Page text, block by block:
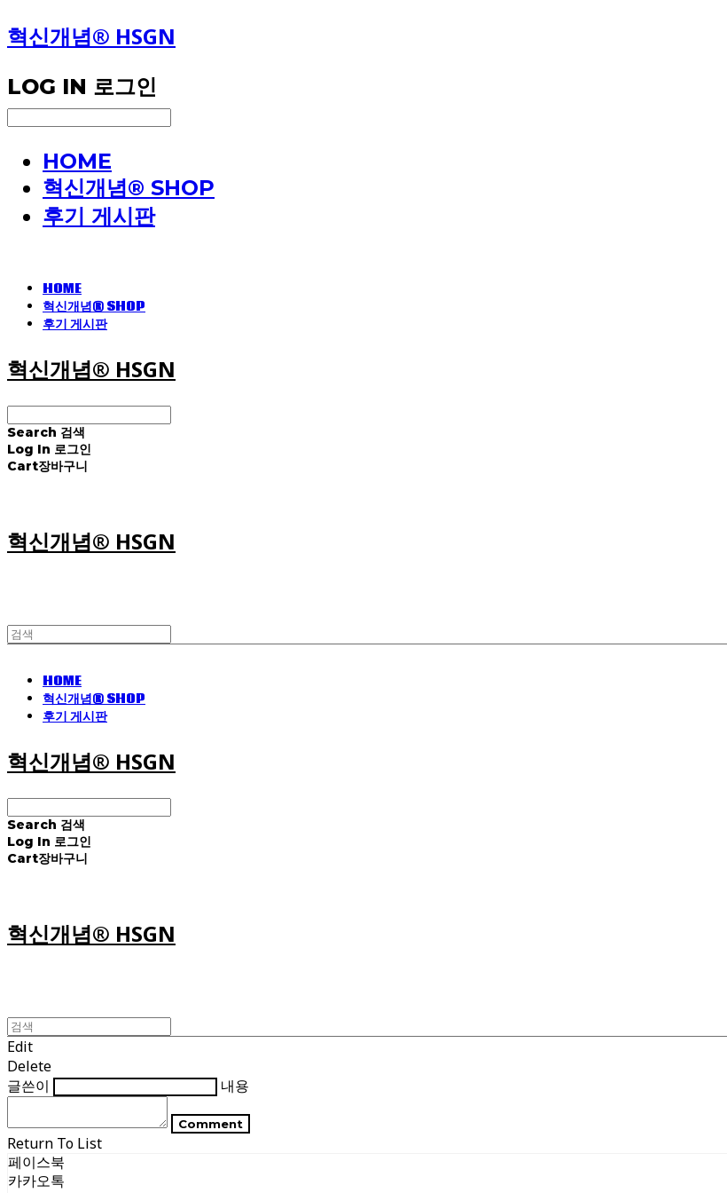
혁신개념® HSGN
LOG IN 로그인
HOME
혁신개념® SHOP
후기 게시판
HOME
혁신개념® SHOP
후기 게시판
혁신개념® HSGN
Search 검색
Log In 로그인
Cart장바구니
혁신개념® HSGN
HOME
혁신개념® SHOP
후기 게시판
혁신개념® HSGN
Search 검색
Log In 로그인
Cart장바구니
혁신개념® HSGN
Edit
Delete
글쓴이
내용
Comment
Return To List
페이스북
카카오톡